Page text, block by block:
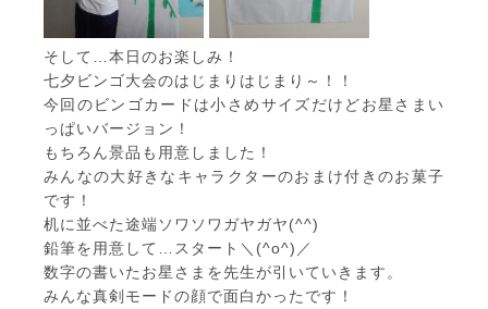
そして…本日のお楽しみ！
七夕ビンゴ大会のはじまりはじまり～！！
今回のビンゴカードは小さめサイズだけどお星さまい
っぱいバージョン！
もちろん景品も用意しました！
みんなの大好きなキャラクターのおまけ付きのお菓子
です！
机に並べた途端ソワソワガヤガヤ(^^)
鉛筆を用意して…スタート＼(^o^)／
数字の書いたお星さまを先生が引いていきます。
みんな真剣モードの顔で面白かったです！